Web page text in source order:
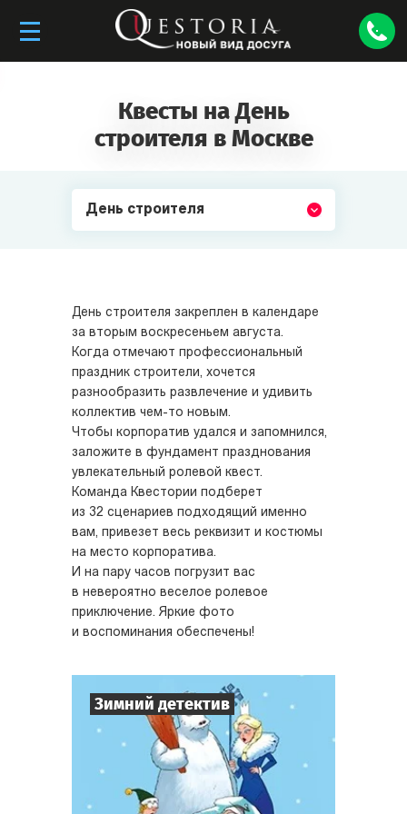
Квесты на День
строителя в Москве
День строителя
День строителя закреплен в календаре
за вторым воскресеньем августа.
Когда отмечают профессиональный
праздник строители, хочется
разнообразить развлечение и удивить
коллектив чем-то новым.
Чтобы корпоратив удался и запомнился,
заложите в фундамент празднования
увлекательный ролевой квест.
Команда Квестории подберет
из 32 сценариев подходящий именно
вам, привезет весь реквизит и костюмы
на место корпоратива.
И на пару часов погрузит вас
в невероятно веселое ролевое
приключение. Яркие фото
и воспоминания обеспечены!
Зимний детектив
Игроков 10
Время игры 1-2 ч.